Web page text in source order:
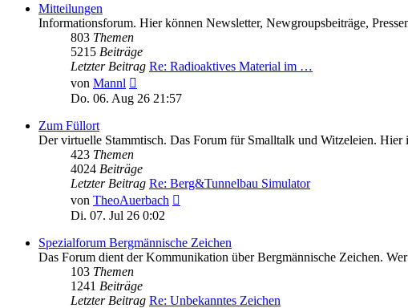
Mitteilungen
Informationsforum. Hier können Newsletter, Newgroupsbeiträge,
803 Themen
5215 Beiträge
Letzter Beitrag Re: Radioaktives Material im …
von Mannl
Beitrag
Do. 06. Aug 26 21:57
Zum Füllort
Der virtuelle Stammtisch. Das Forum für Smalltalk und Witzeleien.
423 Themen
4024 Beiträge
Letzter Beitrag Re: Berg&Tunnelbau Simulator
von TheoAuerbach
Di. 07. Jul 26 0:02
Spezialforum Bergmännische Zeichen
Das Forum dient der Kommunikation über Bergmännische Zeichen.
103 Themen
1241 Beiträge
Letzter Beitrag Re: Unbekanntes Zeichen